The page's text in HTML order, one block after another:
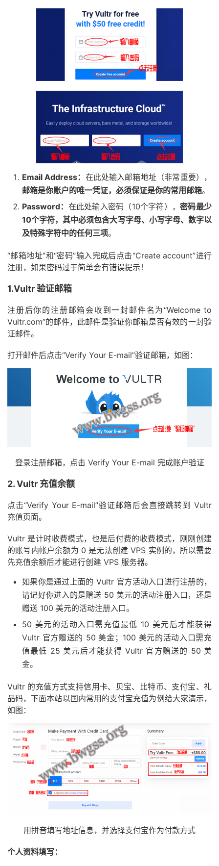
Email Address： 在此处输入邮箱地址（非常重要），
邮箱是你账户的唯一凭证，必须保证是你的常用邮箱。
Password： 在此处输入密码（10个字符），密码最少
10个字符，其中必须包含大写字母、小写字母、数字以
及特殊字符中的任何三项。
“邮箱地址”和“密码”输入完成后点击“Create account”进行
注册，如果密码过于简单会有错误提示！
1.Vultr 验证邮箱
注册后你的注册邮箱会收到一封邮件名为“Welcome to
Vultr.com”的邮件，此邮件是验证你邮箱是否有效的一封验
证邮件。
打开邮件后点击“Verify Your E-mail”验证邮箱，如图：
登录注册邮箱，点击 Verify Your E-mail 完成账户验证
2. Vultr 充值余额
点击“Verify Your E-mail”验证邮箱后会直接跳转到 Vultr
充值页面。
Vultr 是计时收费模式，也是后付费的收费模式，刚刚创建
的账号内帐户余额为 0 是无法创建 VPS 实例的，所以需要
先充值余额后才能进行创建 VPS 服务器。
如果你是通过上面的 Vultr 官方活动入口进行注册的，
请记好你进入的是赠送 50 美元的活动注册入口，还是
赠送 100 美元的活动注册入口。
50 美元的活动入口需充值最低 10 美元后才能获得
Vultr 官方赠送的 50 美金；100 美元的活动入口需充
值最低 25 美元后才能获得 Vultr 官方赠送的 50 美
金。
Vultr 的充值方式支持信用卡、贝宝、比特币、支付宝、礼
品码，下面本站以国内常用的支付宝充值为例给大家演示，
如图：
用拼音填写地址信息，并选择支付宝作为付款方式
个人资料填写：